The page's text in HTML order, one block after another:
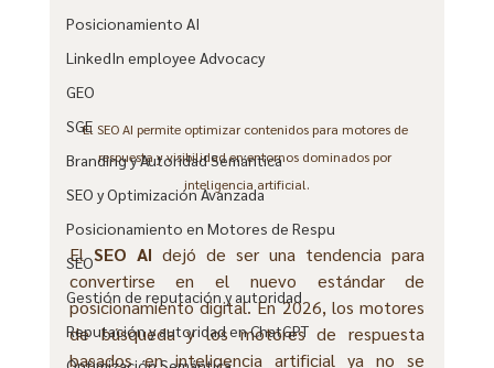
Posicionamiento AI
LinkedIn employee Advocacy
GEO
SGE
Branding y Autoridad Semántica
SEO y Optimización Avanzada
Posicionamiento en Motores de Respu
SEO
Gestión de reputación y autoridad
Reputación y autoridad en ChatGPT
El SEO AI permite optimizar contenidos para motores de
respuesta y visibilidad en entornos dominados por
inteligencia artificial.
El SEO AI dejó de ser una tendencia para
convertirse en el nuevo estándar de
posicionamiento digital. En 2026, los motores
de búsqueda y los motores de respuesta
basados en inteligencia artificial ya no se